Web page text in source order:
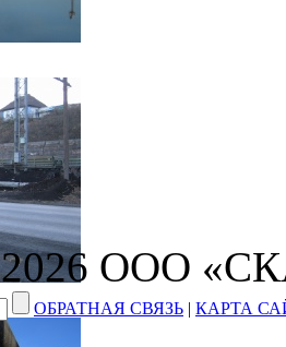
ООО
ОБРАТНАЯ СВЯЗЬ | КАРТА